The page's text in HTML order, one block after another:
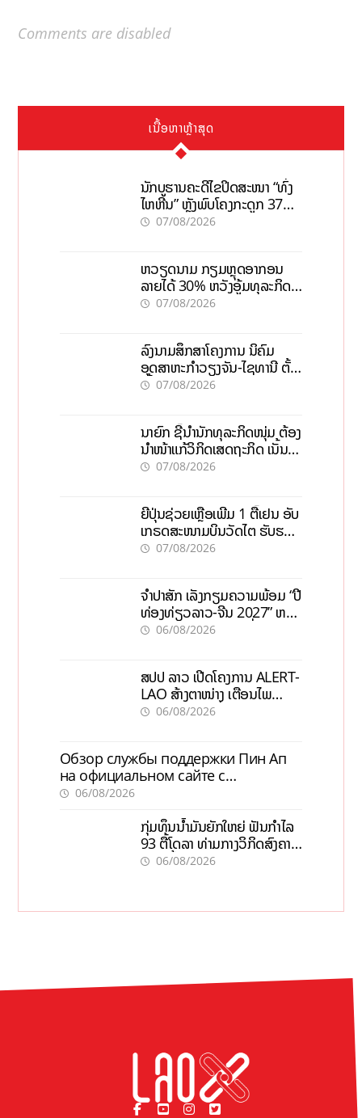
Comments are disabled
ເນື້ອຫາຫຼ້າສຸດ
ນັກບູຮານຄະດີໄຂປິດສະໜາ “ທົ່ງ
ໄຫຫີນ” ຫຼັງພົບໂຄງກະດູກ 37
ຄົນໃນຫີນຍັກ
07/08/2026
ຫວຽດນາມ ກຽມຫຼຸດອາກອນ
ລາຍໄດ້ 30% ຫວັງອູ້ມທຸລະກິດ
ຂະໜາດນ້ອຍ ແລະ ຈຸນລະ
07/08/2026
ລົງນາມສຶກສາໂຄງການ ນິຄົມ
ອຸດສາຫະກຳວຽງຈັນ-ໄຊທານີ ຕັ້ງ
ເປົ້າດຶງທຶນ 150 ລ້ານໂດລາ, ສ້າງ
07/08/2026
ນາຍົກ ຊີ້ນຳນັກທຸລະກິດໜຸ່ມ ຕ້ອງ
ນຳໜ້າແກ້ວິກິດເສດຖະກິດ ເນັ້ນດຶງ
ທຶນສາກົນ, ຫັນສູ່ດິຈິຕອນ
07/08/2026
ຍີ່ປຸ່ນຊ່ວຍເຫຼືອເພີ່ມ 1 ຕື້ເຢນ ອັບ
ເກຣດສະໜາມບິນວັດໄຕ ຮັບຮອງ
ການເຕີບໂຕ
07/08/2026
ຈຳປາສັກ ເລັ່ງກຽມຄວາມພ້ອມ “ປີ
ທ່ອງທ່ຽວລາວ-ຈີນ 2027” ຫວັງ
ກະຕຸ້ນເສດຖະກິດທ້ອງຖິ່ນ
06/08/2026
ສປປ ລາວ ເປີດໂຄງການ ALERT-
LAO ສ້າງຕາໜ່າງ ເຕືອນໄພ
ພະຍາດລະບາດທົ່ວປະເທດ
06/08/2026
Обзор службы поддержки Пин Ап
на официальном сайте с
актуальной информацией
06/08/2026
ກຸ່ມທຶນນ້ຳມັນຍັກໃຫຍ່ ຟັນກຳໄລ
93 ຕື້ໂດລາ ທ່າມກາງວິກິດສົງຄາມ
ລາຄານໍ້າມັນແພງ
06/08/2026